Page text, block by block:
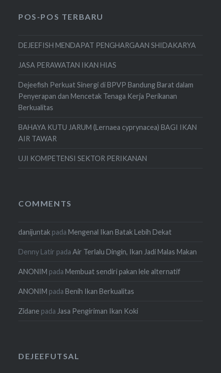
POS-POS TERBARU
DEJEEFISH MENDAPAT PENGHARGAAN SHIDAKARYA
JASA PERAWATAN IKAN HIAS
Dejeefish Perkuat Sinergi di BPVP Bandung Barat dalam
Penyerapan dan Mencetak Tenaga Kerja Perikanan
Berkualitas
BAHAYA KUTU JARUM (Lernaea cyprynacea) BAGI IKAN
AIR TAWAR
UJI KOMPETENSI SEKTOR PERIKANAN
COMMENTS
danijuntak padaMengenal Ikan Batak Lebih Dekat
Denny Latir padaAir Terlalu Dingin, Ikan Jadi Malas Makan
ANONIM padaMembuat sendiri pakan lele alternatif
ANONIM padaBenih Ikan Berkualitas
Zidane pada Jasa Pengiriman Ikan Koki
DEJEEFUTSAL